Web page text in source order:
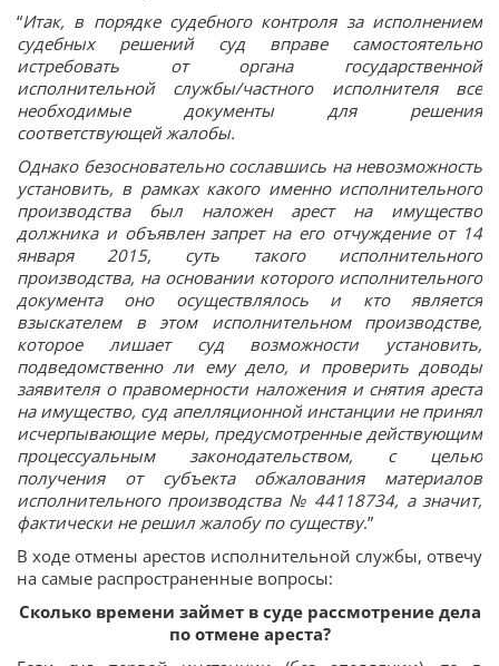
“Итак, в порядке судебного контроля за исполнением
судебных решений суд вправе самостоятельно
истребовать от органа государственной
исполнительной службы/частного исполнителя все
необходимые документы для решения
соответствующей жалобы.
Однако безосновательно сославшись на невозможность
установить, в рамках какого именно исполнительного
производства был наложен арест на имущество
должника и объявлен запрет на его отчуждение от 14
января 2015, суть такого исполнительного
производства, на основании которого исполнительного
документа оно осуществлялось и кто является
взыскателем в этом исполнительном производстве,
которое лишает суд возможности установить,
подведомственно ли ему дело, и проверить доводы
заявителя о правомерности наложения и снятия ареста
на имущество, суд апелляционной инстанции не принял
исчерпывающие меры, предусмотренные действующим
процессуальным законодательством, с целью
получения от субъекта обжалования материалов
исполнительного производства № 44118734, а значит,
фактически не решил жалобу по существу.”
В ходе отмены арестов исполнительной службы, отвечу
на самые распространенные вопросы:
Сколько времени займет в суде рассмотрение дела
по отмене ареста?